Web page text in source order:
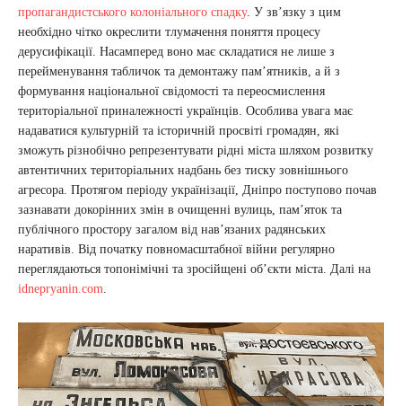
пропагандистського колоніального спадку. У зв’язку з цим
необхідно чітко окреслити тлумачення поняття процесу
дерусифікації. Насамперед воно має складатися не лише з
перейменування табличок та демонтажу пам’ятників, а й з
формування національної свідомості та переосмислення
територіальної приналежності українців. Особлива увага має
надаватися культурній та історичній просвіті громадян, які
зможуть різнобічно репрезентувати рідні міста шляхом розвитку
автентичних територіальних надбань без тиску зовнішнього
агресора. Протягом періоду українізації, Дніпро поступово почав
зазнавати докорінних змін в очищенні вулиць, пам’яток та
публічного простору загалом від нав’язаних радянських
наративів. Від початку повномасштабної війни регулярно
переглядаються топонімічні та зросійщені об’єкти міста. Далі на
idnepryanin.com